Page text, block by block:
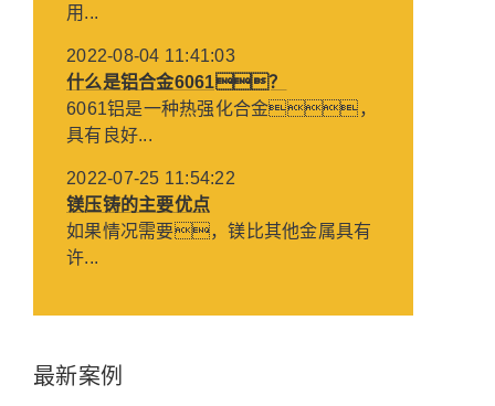
用...
2022-08-04 11:41:03
什么是铝合金6061？
6061铝是一种热强化合金，
具有良好...
2022-07-25 11:54:22
镁压铸的主要优点
如果情况需要，镁比其他金属具有
许...
最新案例